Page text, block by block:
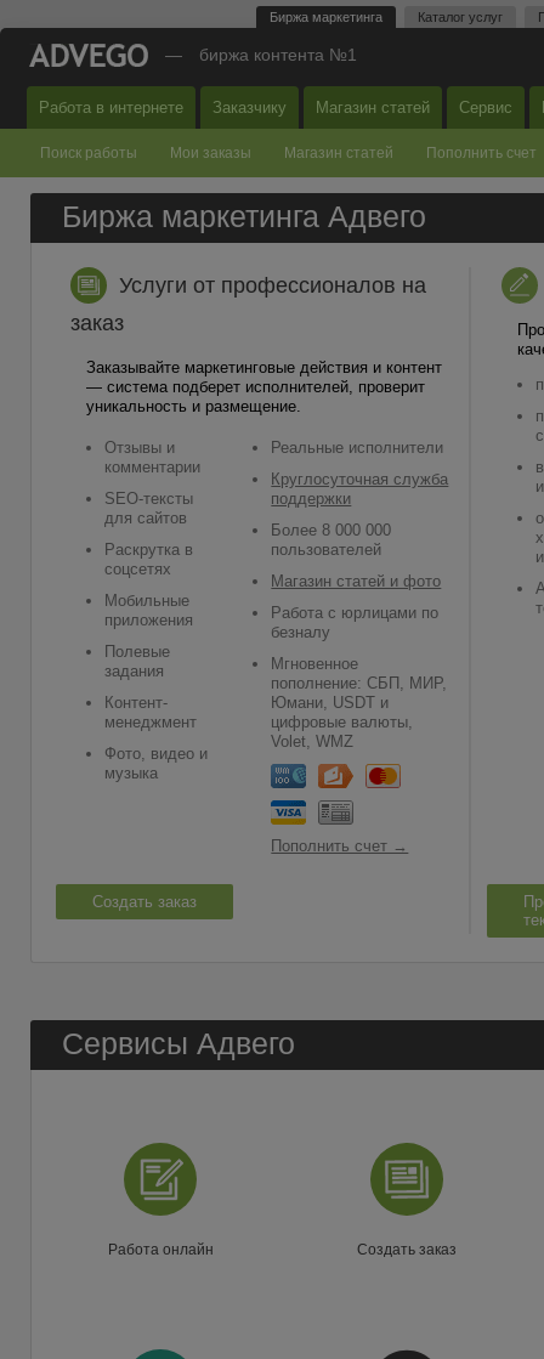
Биржа маркетинга Каталог услуг
— биржа контента №1
Работа в интернете Заказчику Магазин статей Сервис
Поиск работы Мои заказы Магазин статей Пополнить счет
Биржа маркетинга Адвего
Услуги от профессионалов на
заказ
Заказывайте маркетинговые действия и контент
— система подберет исполнителей, проверит
уникальность и размещение.
Отзывы и
комментарии
SEO-тексты
для сайтов
Раскрутка в
соцсетях
Мобильные
приложения
Полевые
задания
Контент-
менеджмент
Фото, видео и
музыка
Реальные исполнители
Круглосуточная служба
поддержки
Более 8 000 000
пользователей
Магазин статей и фото
Работа с юрлицами по
безналу
Мгновенное
пополнение: СБП, МИР,
Юмани, USDT и
цифровые валюты,
Volet, WMZ
Пополнить счет →
Создать заказ
Сервисы Адвего
Работа онлайн Создать заказ